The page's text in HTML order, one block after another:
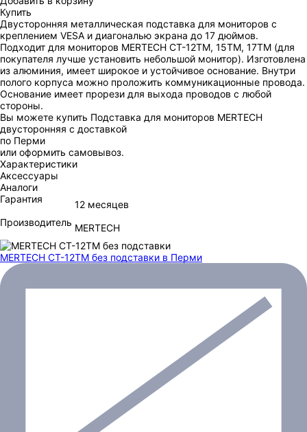
Купить
Двусторонняя металлическая подставка для мониторов с
креплением VESA и диагональю экрана до 17 дюймов.
Подходит для мониторов MERTECH CT-12ТМ, 15ТМ, 17ТМ (для
покупателя лучше установить небольшой монитор). Изготовлена
из алюминия, имеет широкое и устойчивое основание. Внутри
полого корпуса можно проложить коммуникационные провода.
Основание имеет прорези для выхода проводов с любой
стороны.
Вы можете купить Подставка для мониторов MERTECH
двусторонняя с доставкой
по Перми
или оформить самовывоз.
Характеристики
Аксессуары
Аналоги
Гарантия
12 месяцев
Производитель MERTECH
MERTECH CT-12ТM без подставки в Перми